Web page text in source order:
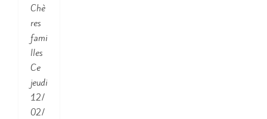
Chè
res
fami
lles
Ce
jeudi
12/
02/